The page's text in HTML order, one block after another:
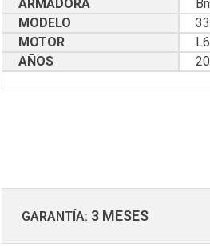
ARMADORA
MODELO
MOTOR
AÑOS
GARANTÍA: 3 MESES